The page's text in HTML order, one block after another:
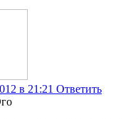
в 21:21 Ответить